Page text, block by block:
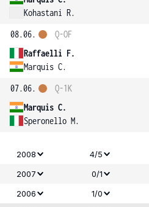
Kohastani R.
08.06.
Raffaelli F.
Marquis C.
Q-OF
07.06.
Marquis C.
Speronello M.
Q-1K
2008 4/5
2007
0/1
2006
1/0